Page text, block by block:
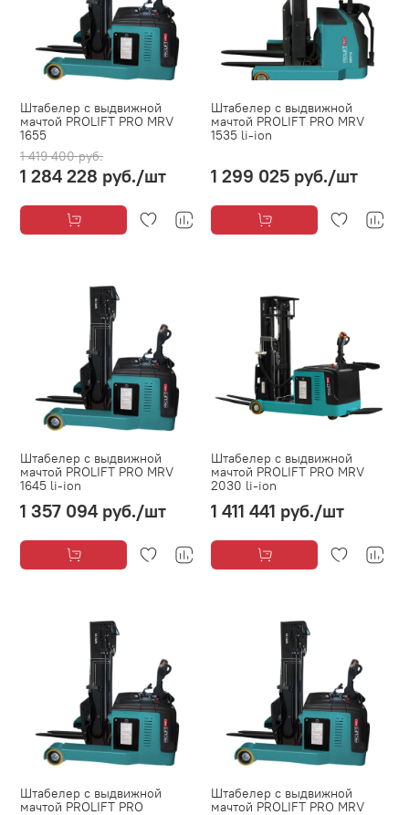
Штабелер с выдвижной
мачтой PROLIFT PRO MRV
1655
1 419 400 руб.
1 284 228 руб./шт
Штабелер с выдвижной
мачтой PROLIFT PRO MRV
1535 li-ion
1 299 025 руб./шт
Штабелер с выдвижной
мачтой PROLIFT PRO MRV
1645 li-ion
1 357 094 руб./шт
Штабелер с выдвижной
мачтой PROLIFT PRO MRV
2030 li-ion
1 411 441 руб./шт
Штабелер с выдвижной
мачтой PROLIFT PRO
Штабелер с выдвижной
мачтой PROLIFT PRO MRV